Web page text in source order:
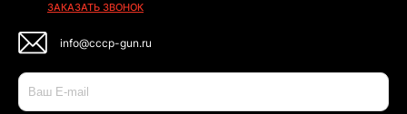
ЗАКАЗАТЬ ЗВОНОК
info@cccp-gun.ru